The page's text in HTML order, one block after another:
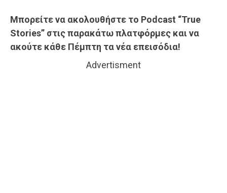
Μπορείτε να ακολουθήστε το Podcast “True
Stories” στις παρακάτω πλατφόρμες και να
ακούτε κάθε Πέμπτη τα νέα επεισόδια!
Advertisment